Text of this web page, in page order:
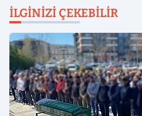
İLGINIZI ÇEKEBILIR